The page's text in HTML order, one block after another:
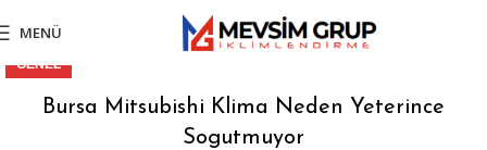
MENÜ
GENEL
Bursa Mitsubishi Klima Neden Yeterince
Sogutmuyor